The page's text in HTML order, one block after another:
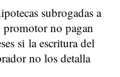
subrogadas a
promotor no pagan
si la escritura del
no los detalla